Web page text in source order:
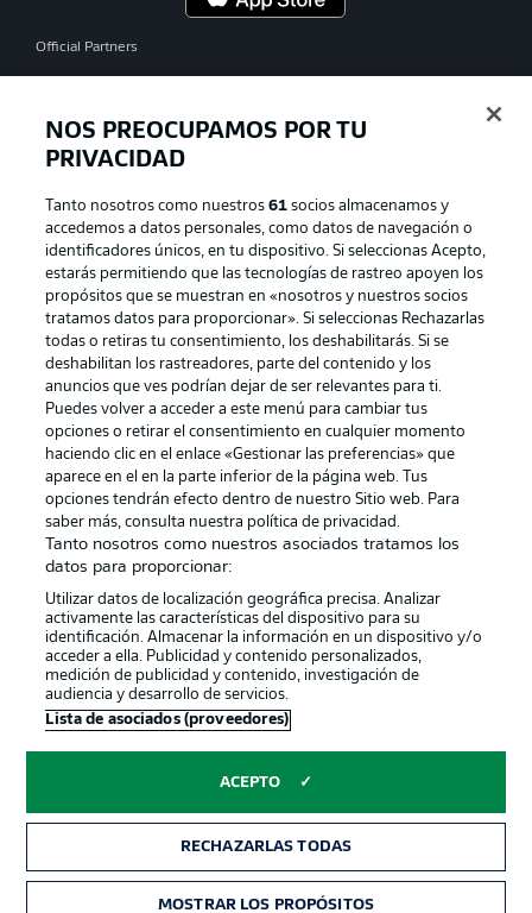
Official Partners
Publicidad Aviso legal
Gestionar las preferencias Declaracion de privacidad
Canales Trabajos
Jugadores Condiciones de uso
Sello Editorial Contacto
© 2026 Bundesliga-Gruppe GmbH
Elegir idioma
Modo
NOS PREOCUPAMOS POR TU
PRIVACIDAD
Tanto nosotros como nuestros61 socios almacenamos y
accedemos a datos personales, como datos de navegación o
identificadores únicos, en tu dispositivo. Si seleccionas Acepto,
estarás permitiendo que las tecnologías de rastreo apoyen los
propósitos que se muestran en «nosotros y nuestros socios
tratamos datos para proporcionar». Si seleccionas Rechazarlas
todas o retiras tu consentimiento, los deshabilitarás. Si se
deshabilitan los rastreadores, parte del contenido y los
anuncios que ves podrían dejar de ser relevantes para ti.
Puedes volver a acceder a este menú para cambiar tus
opciones o retirar el consentimiento en cualquier momento
haciendo clic en el enlace «Gestionar las preferencias» que
aparece en el en la parte inferior de la página web. Tus
opciones tendrán efecto dentro de nuestro Sitio web. Para
saber más, consulta nuestra política de privacidad.
Tanto nosotros como nuestros asociados tratamos los
datos para proporcionar:
Utilizar datos de localización geográfica precisa. Analizar
activamente las características del dispositivo para su
identificación. Almacenar la información en un dispositivo y/o
acceder a ella. Publicidad y contenido personalizados,
medición de publicidad y contenido, investigación de
audiencia y desarrollo de servicios.
Lista de asociados (proveedores)
ACEPTO
RECHAZARLAS TODAS
MOSTRAR LOS PROPÓSITOS